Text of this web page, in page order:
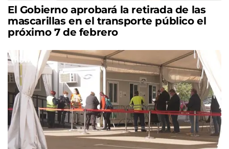
El Gobierno aprobará la retirada de las
mascarillas en el transporte público el
próximo 7 de febrero